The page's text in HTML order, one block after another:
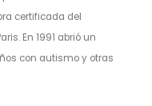
certificada del
En 1991 abrió un
con autismo y otras